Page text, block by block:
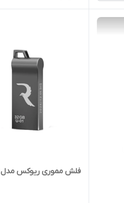
فلش مموری ریوکس مدل U01